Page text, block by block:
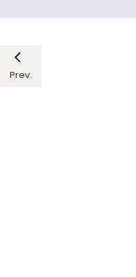
Prev.